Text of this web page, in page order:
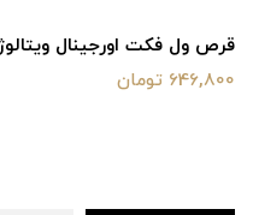
قرص ول فکت اورجینال ویتالوژیک
646,800 تومان